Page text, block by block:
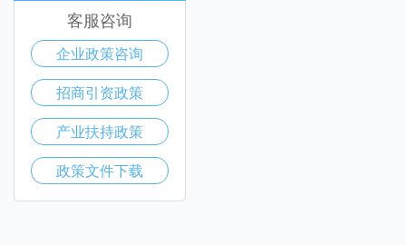
客服咨询
企业政策咨询
招商引资政策
产业扶持政策
政策文件下载